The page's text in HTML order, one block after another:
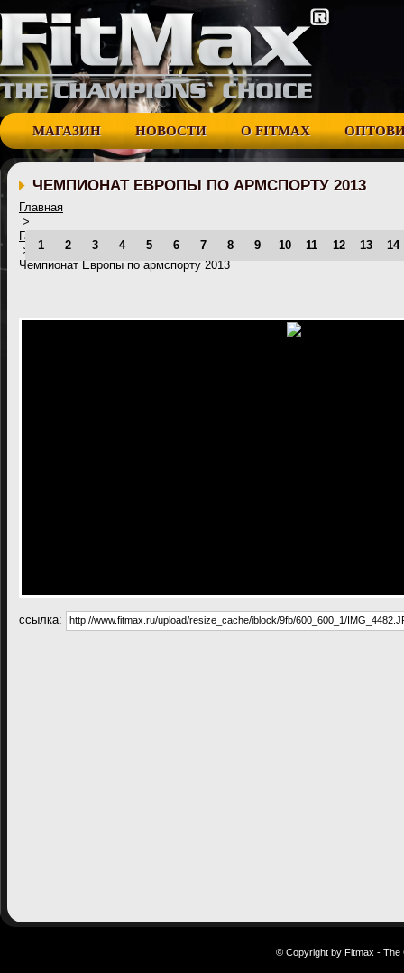
МАГАЗИН НОВОСТИ О FITMAX
ЧЕМПИОНАТ ЕВРОПЫ ПО АРМСПОРТУ 2013
Главная
>
Галерея
>
Чемпионат Европы по армспорту 2013
cсылка:
1 2 3 4 5 6 7 8 9 10 11 12 13 14
© Copyright by Fitmax - The